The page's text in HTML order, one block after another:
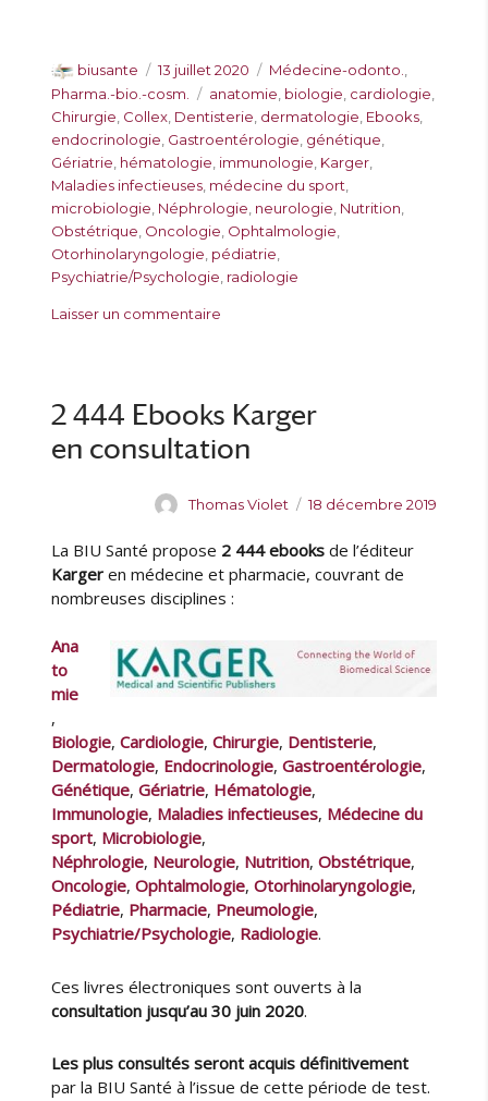
A
u
t
e
u
r
biusante
P
u
b
l
i
é
l
e
13 juillet 2020
C
a
t
é
g
o
r
i
e
s
Médecine-odonto.
Pharma.-bio.-cosm.
É
t
i
q
u
e
t
t
e
anatomie biologie cardiologie
Chirurgie Collex Dentisterie dermatologie Ebooks
endocrinologie Gastroentérologie génétique
Gériatrie hématologie immunologie Karger
Maladies infectieuses médecine du sport
microbiologie Néphrologie neurologie Nutrition
Obstétrique Oncologie Ophtalmologie
Otorhinolaryngologie pédiatrie
Psychiatrie/Psychologie radiologie
Laisser un commentaire
3
e
k
K
a
g
e
n
m
é
d
c
i
n
e
h
e
é
s
2 444 Ebooks Karger
en consultation
A
t
e
u
Thomas Violet
P
b
e
18 décembre 2019
La BIU Santé propose 2 444 ebooks de l’éditeur
Kargeren médecine et pharmacie, couvrant de
nombreuses disciplines :
Ana
to
mie
,
Biologie,Cardiologie,Chirurgie, Dentisterie,
Dermatologie, Endocrinologie,Gastroentérologie,
Génétique,Gériatrie, Hématologie,
Immunologie, Maladies infectieuses, Médecine du
sport, Microbiologie,
Néphrologie, Neurologie, Nutrition,Obstétrique,
Oncologie,Ophtalmologie,Otorhinolaryngologie,
Pédiatrie, Pharmacie, Pneumologie,
Psychiatrie/Psychologie, Radiologie.
Ces livres électroniques sont ouverts à la
consultation jusqu’au 30 juin 2020.
Les plus consultés seront acquis définitivement
par la BIU Santé à l’issue de cette période de test.